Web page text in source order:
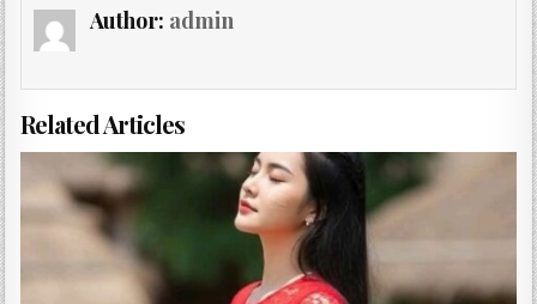
Author: admin
Related Articles